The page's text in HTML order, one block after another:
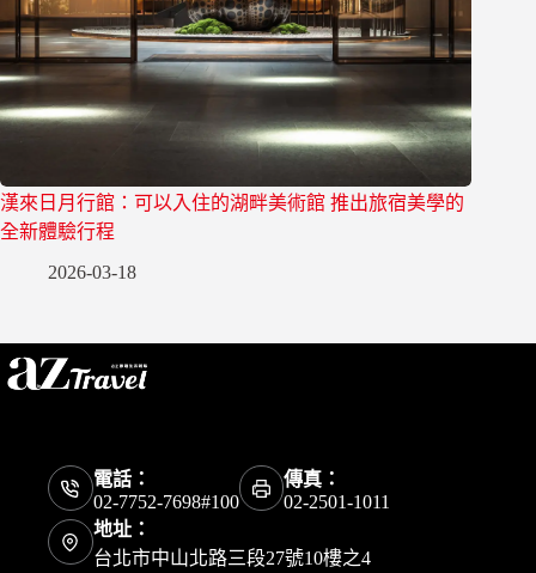
漢來日月行館：可以入住的湖畔美術館 推出旅宿美學的
全新體驗行程
2026-03-18
電話：
02-7752-7698#100
傳真：
02-2501-1011
地址：
台北市中山北路三段27號10樓之4